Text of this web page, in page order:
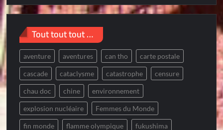
Tout tout tout …
aventure aventures can tho carte postale
cascade cataclysme catastrophe censure
chau doc chine environnement
explosion nucléaire Femmes du Monde
fin monde flamme olympique fukushima